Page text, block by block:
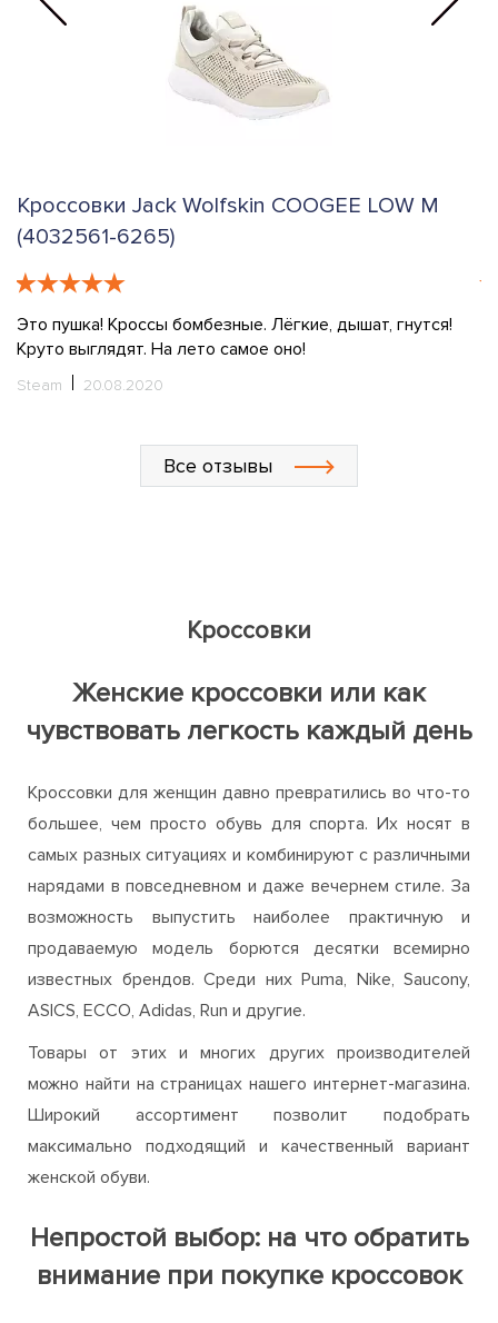
Кроссовки Jack Wolfskin COOGEE LOW M
(4032561-6265)
Это пушка! Кроссы бомбезные. Лёгкие, дышат, гнутся!
Круто выглядят. На лето самое оно!
Steam 20.08.2020
Все отзывы
Кроссовки
Женские кроссовки или как
чувствовать легкость каждый день
Кроссовки для женщин давно превратились во что-то
большее, чем просто обувь для спорта. Их носят в
самых разных ситуациях и комбинируют с различными
нарядами в повседневном и даже вечернем стиле. За
возможность выпустить наиболее практичную и
продаваемую модель борются десятки всемирно
известных брендов. Среди них Puma, Nike, Saucony,
ASICS, ECCO, Adidas, Run и другие.
Товары от этих и многих других производителей
можно найти на страницах нашего интернет-магазина.
Широкий ассортимент позволит подобрать
максимально подходящий и качественный вариант
женской обуви.
Непростой выбор: на что обратить
внимание при покупке кроссовок